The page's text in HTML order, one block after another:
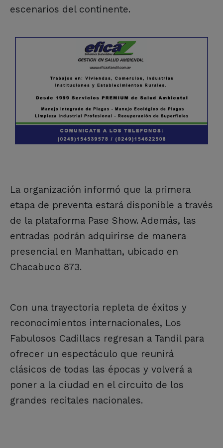
escenarios del continente.
La organización informó que la primera
etapa de preventa estará disponible a través
de la plataforma Pase Show. Además, las
entradas podrán adquirirse de manera
presencial en Manhattan, ubicado en
Chacabuco 873.
Con una trayectoria repleta de éxitos y
reconocimientos internacionales, Los
Fabulosos Cadillacs regresan a Tandil para
ofrecer un espectáculo que reunirá
clásicos de todas las épocas y volverá a
poner a la ciudad en el circuito de los
grandes recitales nacionales.